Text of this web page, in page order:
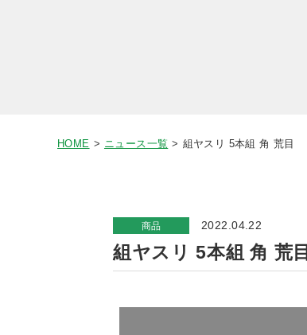
HOME ニュース一覧 組ヤスリ 5本組 角 荒目
商品 2022.04.22
組ヤスリ 5本組 角 荒目